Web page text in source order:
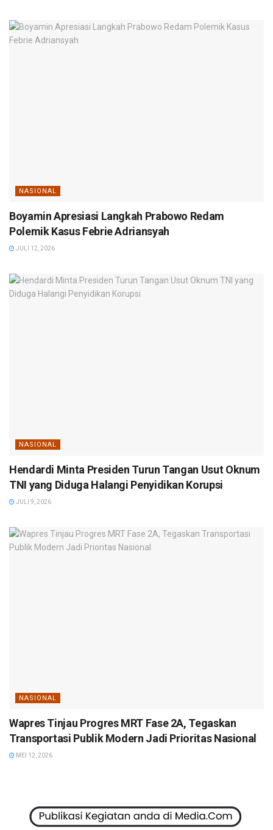
NASIONAL
Boyamin Apresiasi Langkah Prabowo Redam
Polemik Kasus Febrie Adriansyah
JULI 12, 2026
NASIONAL
Hendardi Minta Presiden Turun Tangan Usut Oknum
TNI yang Diduga Halangi Penyidikan Korupsi
JULI 9, 2026
NASIONAL
Wapres Tinjau Progres MRT Fase 2A, Tegaskan
Transportasi Publik Modern Jadi Prioritas Nasional
MEI 12, 2026